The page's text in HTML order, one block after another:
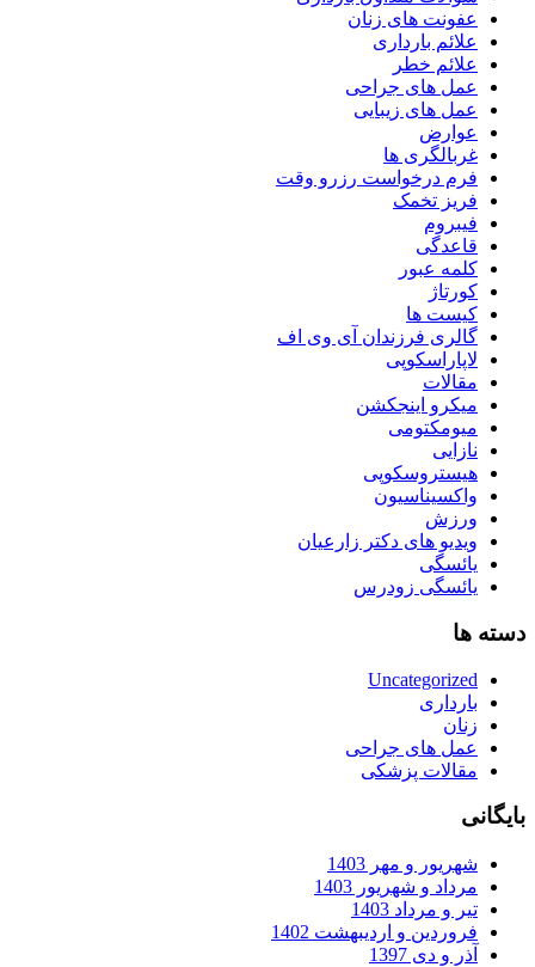
عفونت های زنان
علائم بارداری
علائم خطر
عمل های جراحی
عمل های زیبایی
عوارض
غربالگری ها
فرم درخواست رزرو وقت
فریز تخمک
فیبروم
قاعدگی
کلمه عبور
کورتاژ
کیست ها
گالری فرزندان آی وی اف
لاپاراسکوپی
مقالات
میکرو اینجکشن
میومکتومی
نازایی
هیستروسکوپی
واکسیناسیون
ورزش
ویدیو های دکتر زارعیان
یائسگی
یائسگی زودرس
دسته ها
Uncategorized
بارداری
زنان
عمل های جراحی
مقالات پزشکی
بایگانی
شهریور و مهر 1403
مرداد و شهریور 1403
تیر و مرداد 1403
فروردین و اردیبهشت 1402
آذر و دی 1397